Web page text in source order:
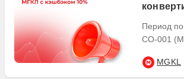
Период
СО-001 (MGKLCO1) с
MGKL